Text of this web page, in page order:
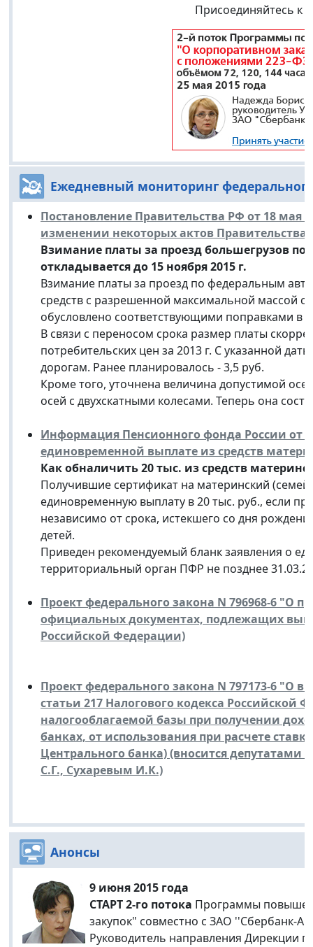
Присоединяйтесь к
Ежедневный мониторинг
Постановление Правительства РФ от 18 мая
изменении некоторых актов
Взимание платы за проезд большегрузов
откладывается до 15 ноября 2015 г.
Взимание платы за проезд по федеральным
средств с разрешенной максимальной массой
обусловлено соответствующими поправками в
В связи с переносом срока размер платы
потребительских цен за 2013 г. С указанной
дорогам. Ранее планировалось - 3,5 руб.
Кроме того, уточнена величина допустимой
осей с двухскатными колесами. Теперь она
Информация Пенсионного фонда России от
единовременной выплате из средств
Как обналичить 20 тыс. из средств
Получившие сертификат на материнский
единовременную выплату в 20 тыс. руб., если
независимо от срока, истекшего со дня
детей.
Приведен рекомендуемый бланк заявления о
территориальный орган ПФР не позднее
Проект федерального закона N 796968-6 "О
официальных документах, подлежащих
Российской Федерации)
Проект федерального закона N 797173-6 "О
статьи 217 Налогового кодекса
налогооблагаемой базы при получении
банках, от использования при расчете
Центрального банка) (вносится
С.Г., Сухаревым И.К.)
Анонсы
9 июня 2015 года
СТАРТ 2-го потока Программы
закупок" совместно с ЗАО ''Сбербанк-
Руководитель направления Дирекции